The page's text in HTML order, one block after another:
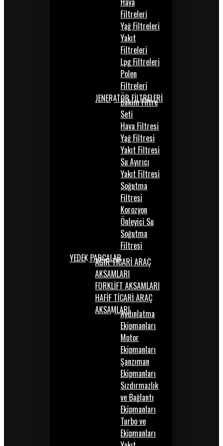
Filtreleri
Yağ Filtreleri
Yakıt
Filtreleri
Lpg Filtreleri
Polen
Filtreleri
JENERATÖR FİLTRELERİ
Bakım Filtre
Seti
Hava Filtresi
Yağ Filtresi
Yakıt Filtresi
Su Ayırıcı
Yakıt Filtresi
Soğutma
Filtresi
Korozyon
Önleyici Su
Soğutma
Filtresi
YEDEK PARÇALARAĞIR TİCARİ ARAÇ
AKSAMLARI
FORKLİFT AKSAMLARI
HAFİF TİCARİ ARAÇ
AKSAMLARIAydınlatma
Ekipmanları
Motor
Ekipmanları
Şanzıman
Ekipmanları
Sızdırmazlık
ve Bağlantı
Ekipmanları
Turbo ve
Ekipmanları